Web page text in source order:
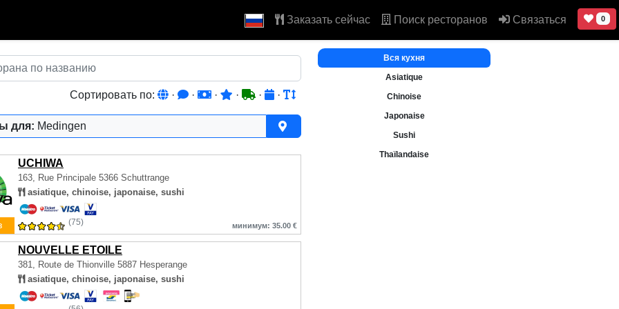
Заказать сейчас Поиск ресторанов Связаться 0
Сортировать по: · · · · · ·
для: Medingen
UCHIWA
163, Rue Principale 5366 Schuttrange
asiatique, chinoise, japonaise, sushi
(75) минимум: 35.00 €
NOUVELLE ETOILE
381, Route de Thionville 5887 Hesperange
asiatique, chinoise, japonaise, sushi
Вся кухня
Asiatique
Chinoise
Japonaise
Sushi
Thaïlandaise